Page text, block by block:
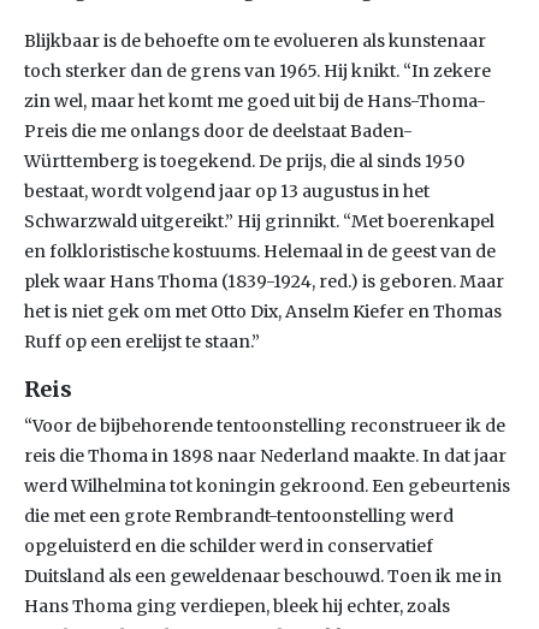
Blijkbaar is de behoefte om te evolueren als kunstenaar
toch sterker dan de grens van 1965. Hij knikt. “In zekere
zin wel, maar het komt me goed uit bij de Hans-Thoma-
Preis die me onlangs door de deelstaat Baden-
Württemberg is toegekend. De prijs, die al sinds 1950
bestaat, wordt volgend jaar op 13 augustus in het
Schwarzwald uitgereikt.” Hij grinnikt. “Met boerenkapel
en folkloristische kostuums. Helemaal in de geest van de
plek waar Hans Thoma (1839-1924, red.) is geboren. Maar
het is niet gek om met Otto Dix, Anselm Kiefer en Thomas
Ruff op een erelijst te staan.”
Reis
“Voor de bijbehorende tentoonstelling reconstrueer ik de
reis die Thoma in 1898 naar Nederland maakte. In dat jaar
werd Wilhelmina tot koningin gekroond. Een gebeurtenis
die met een grote Rembrandt-tentoonstelling werd
opgeluisterd en die schilder werd in conservatief
Duitsland als een geweldenaar beschouwd. Toen ik me in
Hans Thoma ging verdiepen, bleek hij echter, zoals